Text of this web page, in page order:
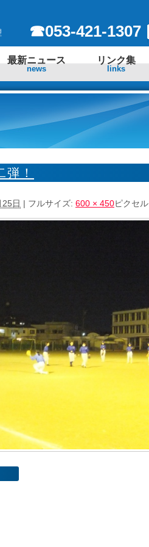
☎053-421-1307
最新ニュース
news
リンク集
links
！
日 | フルサイズ: 600 × 450ピクセル